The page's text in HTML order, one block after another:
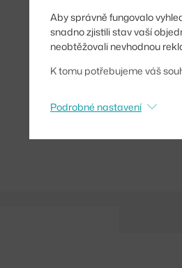
Aby správně fungovalo
snadno zjistili stav vaší
neobtěžovali nevhodnou
K tomu potřebujeme váš
Podrobné nastavení